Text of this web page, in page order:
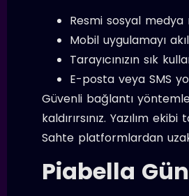
Resmi sosyal medya
Mobil uygulamayı
Tarayıcınızın sık
E-posta veya SMS
Güvenli bağlantı
kaldırırsınız. Yazılım
Sahte platformlardan
Piabella